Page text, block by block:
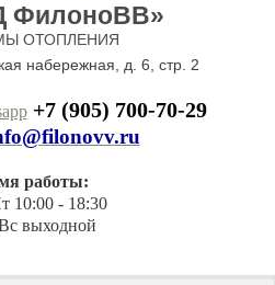
ФилоноВВ»
ОТОПЛЕНИЯ
+7 (905) 700-70-29
работы:
10:00 - 18:30
выходной
набережная, д. 6, стр. 2